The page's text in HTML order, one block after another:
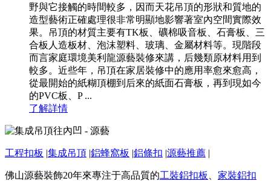
野與它接觸的時間較多，因而天花吊頂的形狀和質地的
造型藝術正確處理很非常明顯地影響著室內空間實際效
果。吊頂的材質主要有TK板、礦棉吸音板、石膏板、三
合板人造板材、泡沫塑料、玻璃、金屬材料等。現階段
而言家庭環境美利龍源藝裝修來講，后幾類原材料用到
較多。近些年，吊頂在家居裝修中的應用率愈來愈高，
從最開始的紙糊頂棚到后來的紙面石膏板，再到現如今
的PVC板、P ...
了解詳情
工程扣板 |集成吊頂 |鋁蜂窩板 |鋁條扣 |源藝推薦 |
佛山源藝裝飾20年來專注于高品質的工裝鋁扣板
家裝鋁扣